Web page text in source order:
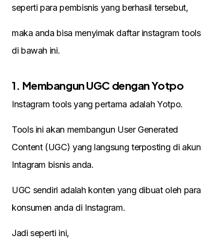
seperti para pembisnis yang berhasil tersebut,
maka anda bisa menyimak daftar instagram tools
di bawah ini.
1. Membangun UGC dengan Yotpo
Instagram tools yang pertama adalah Yotpo.
Tools ini akan membangun User Generated
Content (UGC) yang langsung terposting di akun
Intagram bisnis anda.
UGC sendiri adalah konten yang dibuat oleh para
konsumen anda di Instagram.
Jadi seperti ini,